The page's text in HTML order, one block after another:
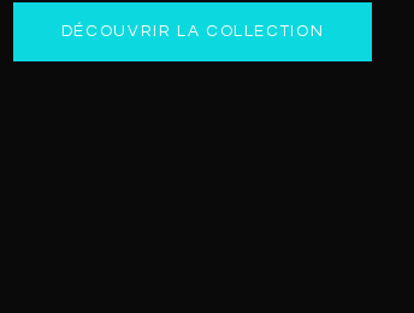
DÉCOUVRIR LA COLLECTION